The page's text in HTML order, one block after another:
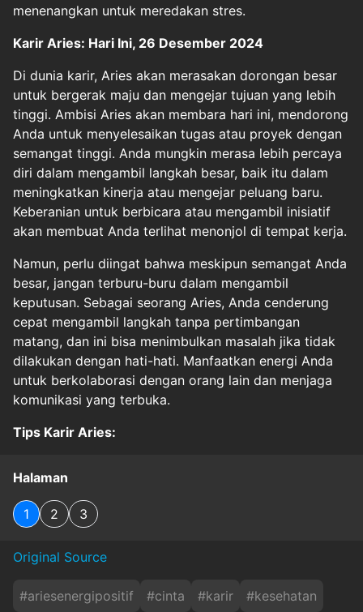
menenangkan untuk meredakan stres.
Karir Aries: Hari Ini, 26 Desember 2024
Di dunia karir, Aries akan merasakan dorongan besar
untuk bergerak maju dan mengejar tujuan yang lebih
tinggi. Ambisi Aries akan membara hari ini, mendorong
Anda untuk menyelesaikan tugas atau proyek dengan
semangat tinggi. Anda mungkin merasa lebih percaya
diri dalam mengambil langkah besar, baik itu dalam
meningkatkan kinerja atau mengejar peluang baru.
Keberanian untuk berbicara atau mengambil inisiatif
akan membuat Anda terlihat menonjol di tempat kerja.
Namun, perlu diingat bahwa meskipun semangat Anda
besar, jangan terburu-buru dalam mengambil
keputusan. Sebagai seorang Aries, Anda cenderung
cepat mengambil langkah tanpa pertimbangan
matang, dan ini bisa menimbulkan masalah jika tidak
dilakukan dengan hati-hati. Manfaatkan energi Anda
untuk berkolaborasi dengan orang lain dan menjaga
komunikasi yang terbuka.
Tips Karir Aries:
Halaman
1 2 3
Original Source
#ariesenergipositif #cinta #karir #kesehatan